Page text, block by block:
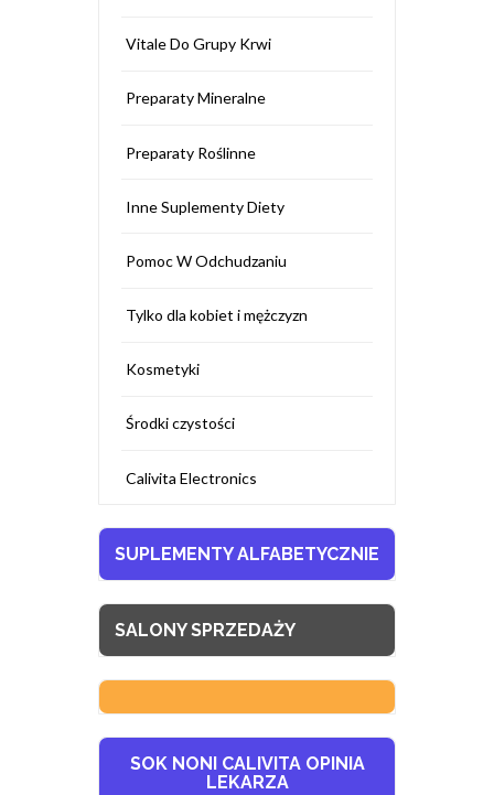
Vitale Do Grupy Krwi
Preparaty Mineralne
Preparaty Roślinne
Inne Suplementy Diety
Pomoc W Odchudzaniu
Tylko dla kobiet i mężczyzn
Kosmetyki
Środki czystości
Calivita Electronics
SUPLEMENTY ALFABETYCZNIE
SALONY SPRZEDAŻY
SOK NONI CALIVITA OPINIA
LEKARZA